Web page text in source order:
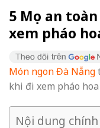
5 Mẹo an
xem pháo
Món ngon Đà Nẵng
khi đi xem pháo
Nội dung chính